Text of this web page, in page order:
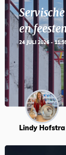
en
24 JULI 2026 -
Lindy Hofstra